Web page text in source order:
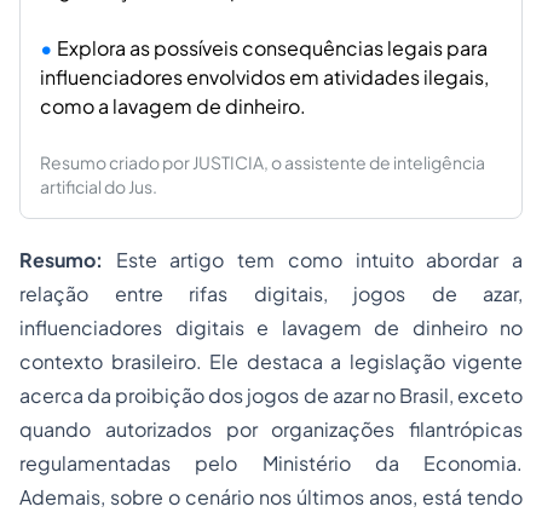
Explora as possíveis consequências legais para
influenciadores envolvidos em atividades ilegais,
como a lavagem de dinheiro.
Resumo criado por JUSTICIA, o assistente de inteligência
artificial do Jus.
Resumo: Este artigo tem como intuito abordar a
relação entre rifas digitais, jogos de azar,
influenciadores digitais e lavagem de dinheiro no
contexto brasileiro. Ele destaca a legislação vigente
acerca da proibição dos jogos de azar no Brasil, exceto
quando autorizados por organizações filantrópicas
regulamentadas pelo Ministério da Economia.
Ademais, sobre o cenário nos últimos anos, está tendo